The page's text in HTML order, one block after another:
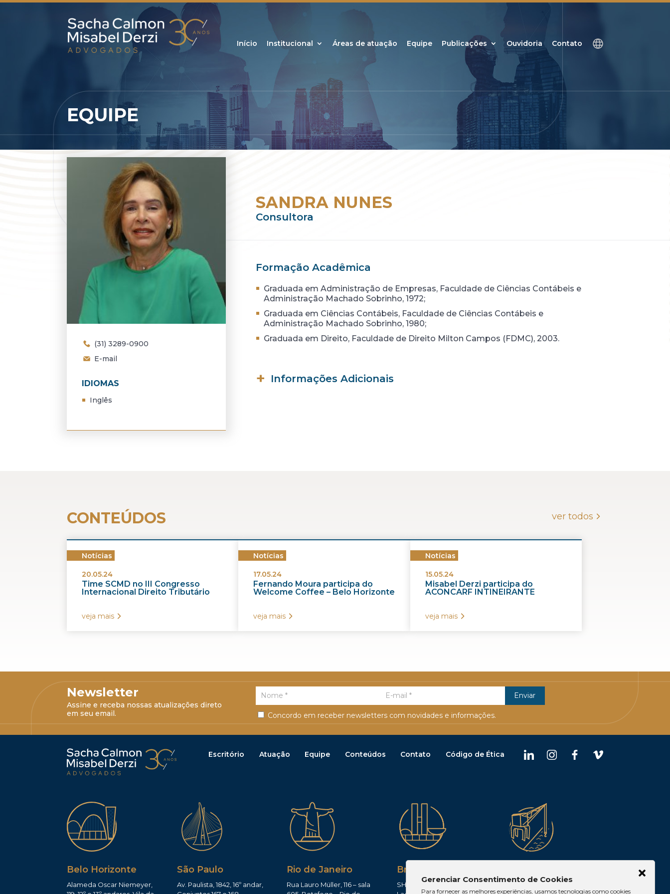
Início Institucional Áreas de atuação Equipe Publicações Ouvidoria Contato
EQUIPE
(31) 3289-0900
E-mail
IDIOMAS
Inglês
SANDRA NUNES
Consultora
Formação Acadêmica
Graduada em Administração de Empresas, Faculdade de Ciências Contábeis e
Administração Machado Sobrinho, 1972;
Graduada em Ciências Contábeis, Faculdade de Ciências Contábeis e
Administração Machado Sobrinho, 1980;
Graduada em Direito, Faculdade de Direito Milton Campos (FDMC), 2003.
Informações Adicionais
CONTEÚDOS ver todos
Notícias
20.05.24
Time SCMD no III Congresso
Internacional Direito Tributário
veja mais
Notícias
17.05.24
Fernando Moura participa do
Welcome Coffee – Belo Horizonte
veja mais
Notícias
15.05.24
Misabel Derzi participa do
ACONCARF INTINEIRANTE
veja mais
Newsletter
Assine e receba nossas atualizações direto
em seu email.
Concordo em receber newsletters com novidades e informações.
Escritório Atuação Equipe Conteúdos Contato Código de Ética
Belo Horizonte
Alameda Oscar Niemeyer,
São Paulo
Av. Paulista, 1842, 16º andar,
Rio de Janeiro
Rua Lauro Müller, 116 – sala
Brasília
SHIS QI 11, Conj. 10, Casa 05,
Av. Visconde de Souza
Gerenciar Consentimento de Cookies
Para fornecer as melhores experiências, usamos tecnologias como cookies